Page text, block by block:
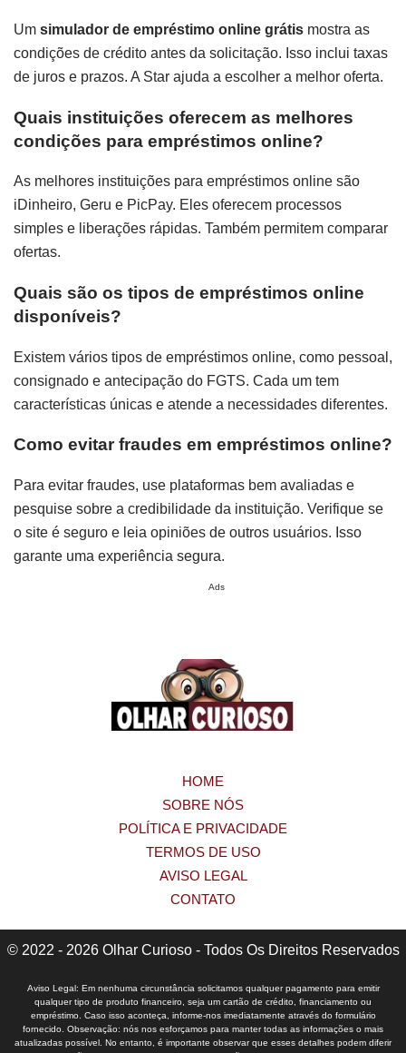
Um simulador de empréstimo online grátis mostra as
condições de crédito antes da solicitação. Isso inclui taxas
de juros e prazos. A Star ajuda a escolher a melhor oferta.
Quais instituições oferecem as melhores
condições para empréstimos online?
As melhores instituições para empréstimos online são
iDinheiro, Geru e PicPay. Eles oferecem processos
simples e liberações rápidas. Também permitem comparar
ofertas.
Quais são os tipos de empréstimos online
disponíveis?
Existem vários tipos de empréstimos online, como pessoal,
consignado e antecipação do FGTS. Cada um tem
características únicas e atende a necessidades diferentes.
Como evitar fraudes em empréstimos online?
Para evitar fraudes, use plataformas bem avaliadas e
pesquise sobre a credibilidade da instituição. Verifique se
o site é seguro e leia opiniões de outros usuários. Isso
garante uma experiência segura.
Ads
HOME
SOBRE NÓS
POLÍTICA E PRIVACIDADE
TERMOS DE USO
AVISO LEGAL
CONTATO
© 2022 - 2026 Olhar Curioso - Todos Os Direitos Reservados
Aviso Legal: Em nenhuma circunstância solicitamos qualquer pagamento para emitir
qualquer tipo de produto financeiro, seja um cartão de crédito, financiamento ou
empréstimo. Caso isso aconteça, informe-nos imediatamente através do formulário
fornecido. Observação: nós nos esforçamos para manter todas as informações o mais
atualizadas possível. No entanto, é importante observar que esses detalhes podem diferir